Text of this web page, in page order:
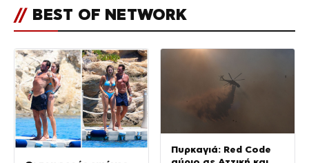
// BEST OF NETWORK
Πυρκαγιά: Red Code